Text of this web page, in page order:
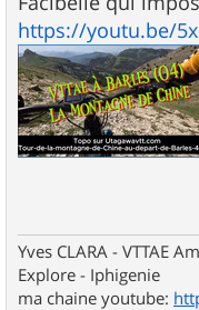
https://youtu.be/
Yves CLARA - VTTAE
Explore - Iphigenie
ma chaine youtube: